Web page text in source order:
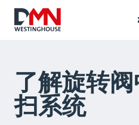
了解旋转
扫系统